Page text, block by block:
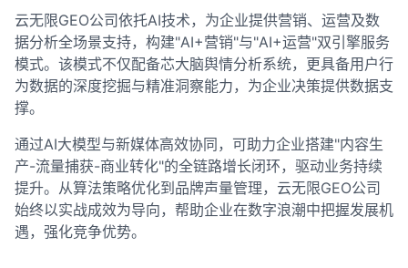
云无限GEO公司依托AI技术，为企业提供营销、运营及数
据分析全场景支持，构建"AI+营销"与"AI+运营"双引擎服务
模式。该模式不仅配备芯大脑舆情分析系统，更具备用户行
为数据的深度挖掘与精准洞察能力，为企业决策提供数据支
撑。
通过AI大模型与新媒体高效协同，可助力企业搭建"内容生
产-流量捕获-商业转化"的全链路增长闭环，驱动业务持续
提升。从算法策略优化到品牌声量管理，云无限GEO公司
始终以实战成效为导向，帮助企业在数字浪潮中把握发展机
遇，强化竞争优势。